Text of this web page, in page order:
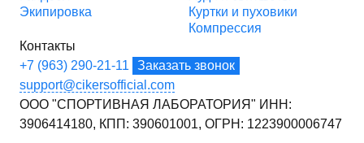
Экипировка
Куртки и пуховики
Компрессия
Контакты
+7 (963) 290-21-11
Заказать звонок
support@cikersofficial.com
ООО "СПОРТИВНАЯ ЛАБОРАТОРИЯ" ИНН:
3906414180, КПП: 390601001, ОГРН: 1223900006747